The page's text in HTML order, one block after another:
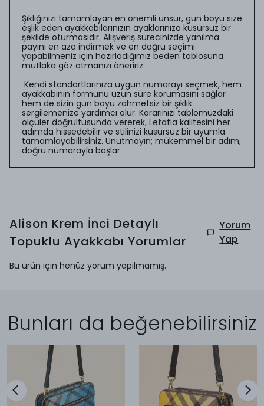
Şıklığınızı tamamlayan en önemli unsur, gün boyu size
eşlik eden ayakkabılarınızın ayaklarınıza kusursuz bir
şekilde oturmasıdır. Alışveriş sürecinizde yanılma
payını en aza indirmek ve en doğru seçimi
yapabilmeniz için hazırladığımız beden tablosuna
mutlaka göz atmanızı öneririz.
Kendi standartlarınıza uygun numarayı seçmek, hem
ayakkabının formunu uzun süre korumasını sağlar
hem de sizin gün boyu zahmetsiz bir şıklık
sergilemenize yardımcı olur. Kararınızı tablomuzdaki
ölçüler doğrultusunda vererek, Letafia kalitesini her
adımda hissedebilir ve stilinizi kusursuz bir uyumla
tamamlayabilirsiniz. Unutmayın; mükemmel bir adım,
doğru numarayla başlar.
Alison Krem İnci Detaylı
Topuklu Ayakkabı Yorumlar
Yorum
Yap
Bu ürün için henüz yorum yapılmamış.
Bunları da beğenebilirsiniz